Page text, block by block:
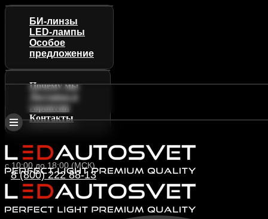
с 10:00 до 18:00 (МСК)
8 (800) 222 88-13
БИ-линзы
LED-лампы
Особое
предложение
Почему мы
Доставка и
гарантии
Контакты